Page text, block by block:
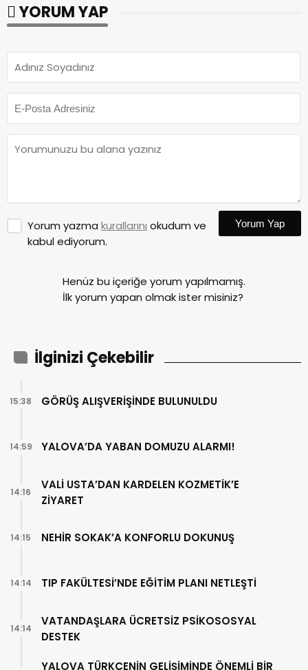
YORUM YAP
Yorum yazma kurallarını okudum ve
kabul ediyorum.
Yorum Yap
Henüz bu içeriğe yorum yapılmamış.
İlk yorum yapan olmak ister misiniz?
İlginizi Çekebilir
GÖRÜŞ ALIŞVERİŞİNDE BULUNULDU
15:38
YALOVA’DA YABAN DOMUZU ALARMI!
14:59
VALİ USTA’DAN KARDELEN KOZMETİK’E
ZİYARET
14:16
NEHİR SOKAK’A KONFORLU DOKUNUŞ
14:15
TIP FAKÜLTESİ’NDE EĞİTİM PLANI NETLEŞTİ
14:14
VATANDAŞLARA ÜCRETSİZ PSİKOSOSYAL
DESTEK
14:14
YALOVA TÜRKÇENİN GELİŞİMİNDE ÖNEMLİ BİR